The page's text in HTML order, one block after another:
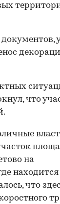
что
на
находится
что